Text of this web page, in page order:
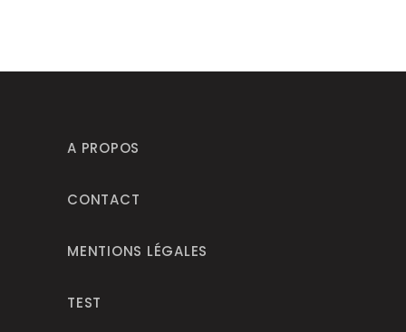
A PROPOS
CONTACT
MENTIONS LÉGALES
TEST